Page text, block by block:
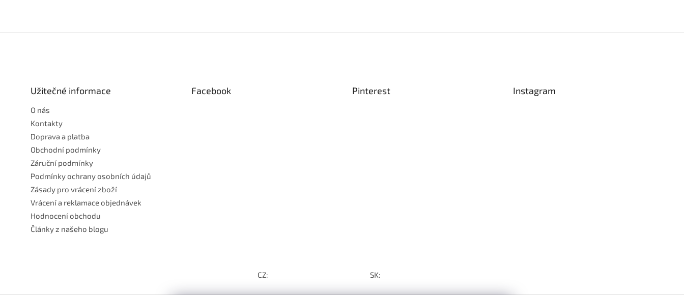
Užitečné informace
O nás
Kontakty
Doprava a platba
Obchodní podmínky
Záruční podmínky
Podmínky ochrany osobních údajů
Zásady pro vrácení zboží
Vrácení a reklamace objednávek
Hodnocení obchodu
Články z našeho blogu
Facebook Pinterest Instagram
CZ: SK: